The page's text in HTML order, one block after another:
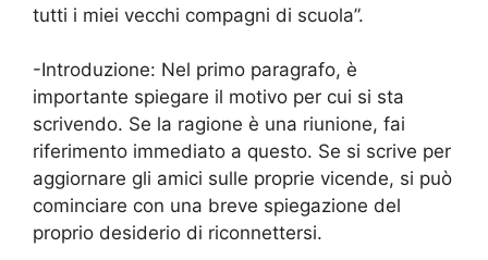
tutti i miei vecchi compagni di scuola”.
-Introduzione: Nel primo paragrafo, è
importante spiegare il motivo per cui si sta
scrivendo. Se la ragione è una riunione, fai
riferimento immediato a questo. Se si scrive per
aggiornare gli amici sulle proprie vicende, si può
cominciare con una breve spiegazione del
proprio desiderio di riconnettersi.